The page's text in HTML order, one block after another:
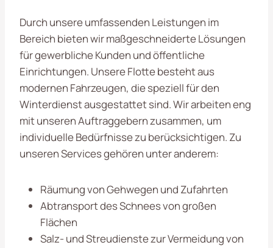
Durch unsere umfassenden Leistungen im
Bereich bieten wir maßgeschneiderte Lösungen
für gewerbliche Kunden und öffentliche
Einrichtungen. Unsere Flotte besteht aus
modernen Fahrzeugen, die speziell für den
Winterdienst ausgestattet sind. Wir arbeiten eng
mit unseren Auftraggebern zusammen, um
individuelle Bedürfnisse zu berücksichtigen. Zu
unseren Services gehören unter anderem:
Räumung von Gehwegen und Zufahrten
Abtransport des Schnees von großen
Flächen
Salz- und Streudienste zur Vermeidung von